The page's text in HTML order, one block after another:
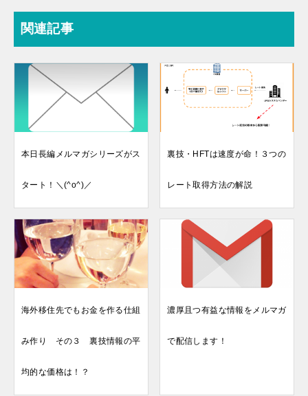
ナ
関連記事
本日長編メルマガシリーズがス
タート！＼(^o^)／
裏技・HFTは速度が命！３つの
レート取得方法の解説
海外移住先でもお金を作る仕組
み作り その３ 裏技情報の平
均的な価格は！？
濃厚且つ有益な情報をメルマガ
で配信します！